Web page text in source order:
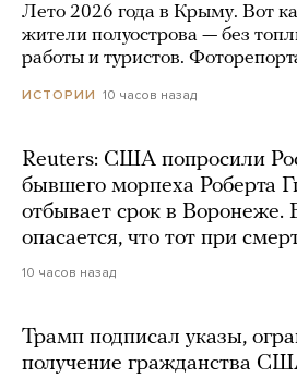
Лето 2026 года в Крыму. Вот
жители полуострова — без
работы и туристов.
ИСТОРИИ 10 часов назад
Reuters: США попросили
бывшего морпеха Роберта
отбывает срок в Воронеже.
опасается, что тот при
10 часов назад
Трамп подписал указы,
получение гражданства